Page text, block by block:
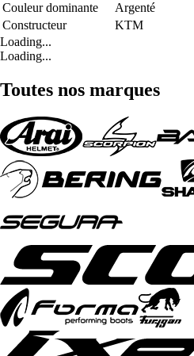
Couleur dominante
Argenté
Constructeur
KTM
Loading...
Loading...
Toutes nos marques